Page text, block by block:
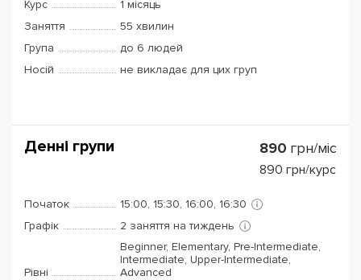
Курс
1 місяць
Заняття
55 хвилин
Група
до 6 людей
Носій
не викладає для цих груп
Денні групи 890 грн/міс
890 грн/курс
Початок
15:00, 15:30, 16:00, 16:30
Графік
2 заняття на тиждень
Рівні
Beginner, Elementary, Pre-Intermediate,
Intermediate, Upper-Intermediate,
Advanced